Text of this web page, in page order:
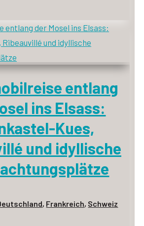
entlang
ins Elsass:
Kues,
und idyllische
, Frankreich, Schweiz